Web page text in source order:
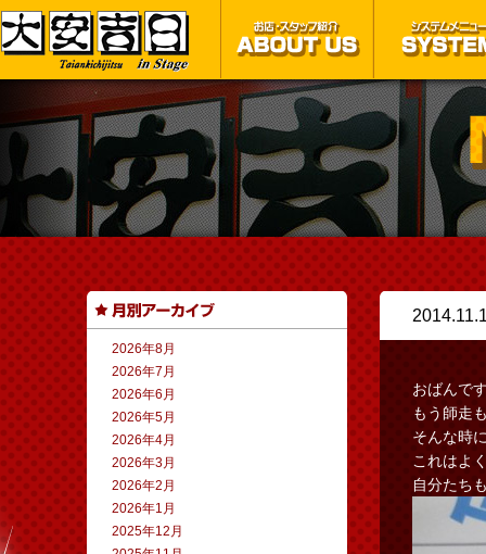
おばんで
もう師走
そんな時
これはよ
自分たち
2026年8月
2026年7月
2026年6月
2026年5月
2026年4月
2026年3月
2026年2月
2026年1月
2025年12月